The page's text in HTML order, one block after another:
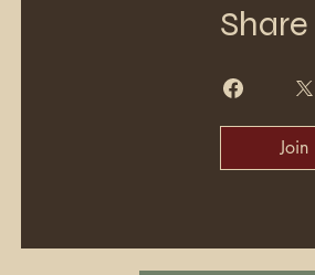
Share
Join